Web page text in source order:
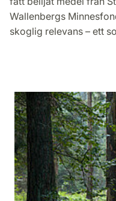
Wallenbergs
skoglig relevans – ett